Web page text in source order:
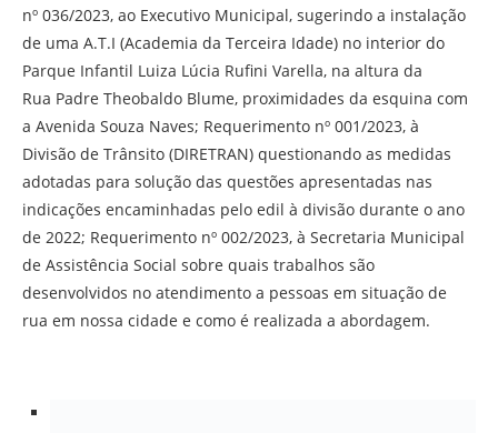
nº 036/2023, ao Executivo Municipal, sugerindo a instalação
de uma A.T.I (Academia da Terceira Idade) no interior do
Parque Infantil Luiza Lúcia Rufini Varella, na altura da
Rua Padre Theobaldo Blume, proximidades da esquina com
a Avenida Souza Naves; Requerimento nº 001/2023, à
Divisão de Trânsito (DIRETRAN) questionando as medidas
adotadas para solução das questões apresentadas nas
indicações encaminhadas pelo edil à divisão durante o ano
de 2022; Requerimento nº 002/2023, à Secretaria Municipal
de Assistência Social sobre quais trabalhos são
desenvolvidos no atendimento a pessoas em situação de
rua em nossa cidade e como é realizada a abordagem.